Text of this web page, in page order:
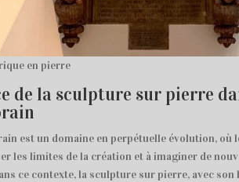
en pierre
de la sculpture sur pierre
est un domaine en perpétuelle évolution, où
les limites de la création et à imaginer de
ce contexte, la sculpture sur pierre, avec